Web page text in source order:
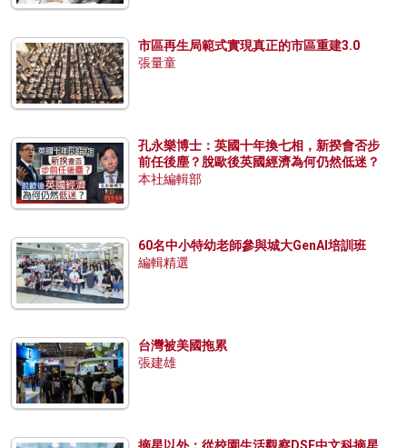
市區再生局範式實現真正的市區重建3.0
張量童
孔永樂博士：英國十年換七相，新揆會否步
前任後塵？脫歐後英國經濟為何仍然低迷？
本社編輯部
60名中小特幼老師參與城大GenAI培訓班
編輯精選
台灣被美國拖累
張建雄